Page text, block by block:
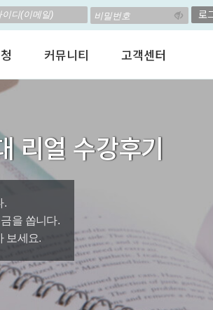
안내
강신청
신청
업신청
AI뉴스룸
멤버쉽 안내
커뮤니티 고객센터
리얼 수강후기
.
을 쏩니다.
보세요.